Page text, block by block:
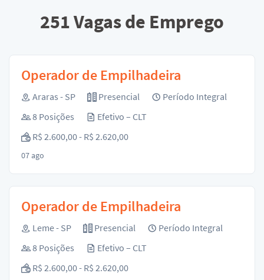
251Vagas de Emprego
Operador de Empilhadeira
Araras - SP Presencial
Período Integral
8 Posições
Efetivo – CLT
R$ 2.600,00 - R$ 2.620,00
07 ago
Operador de Empilhadeira
Leme - SP Presencial
Período Integral
8 Posições
Efetivo – CLT
R$ 2.600,00 - R$ 2.620,00